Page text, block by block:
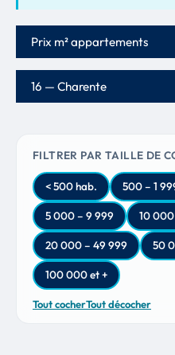
Critère de classement
Département
FILTRER PAR TAILLE DE
< 500 hab. 500 – 1
5 000 – 9 999 10
20 000 – 49 999 50
100 000 et +
Tout cocherTout décocher